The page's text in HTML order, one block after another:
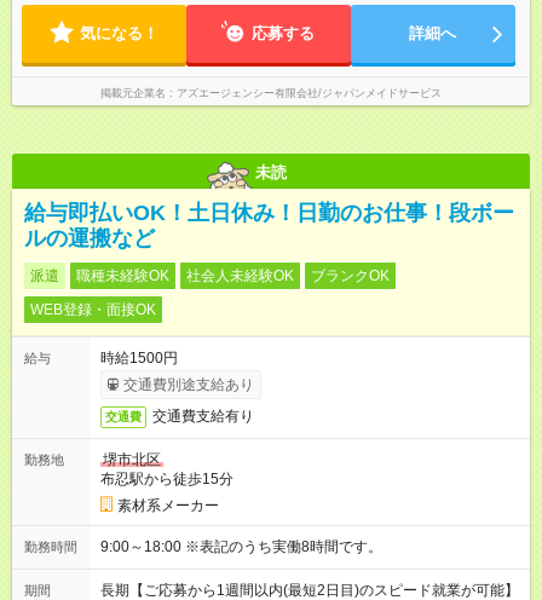
気になる！ 応募する 詳細へ
掲載元企業名 アズエージェンシー有限会社/ジャパンメイドサービス
未読
給与即払いOK！土日休み！日勤のお仕事！段ボー
ルの運搬など
派遣 職種未経験OK 社会人未経験OK
ブランクOK
WEB登録・面接OK
給与
時給1500円
交通費別途支給あり
交通費 交通費支給有り
勤務地
堺市北区
布忍駅から徒歩15分
素材系メーカー
勤務時間 9:00～18:00 ※表記のうち実働8時間です。
期間
長期【ご応募から1週間以内(最短2日目)のスピード就業が可能】